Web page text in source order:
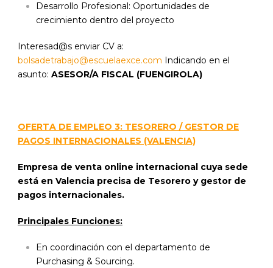
Desarrollo Profesional: Oportunidades de
crecimiento dentro del proyecto
Interesad@s enviar CV a:
bolsadetrabajo@escuelaexce.com Indicando en el
asunto: ASESOR/A FISCAL (FUENGIROLA)
OFERTA DE EMPLEO 3: TESORERO / GESTOR DE
PAGOS INTERNACIONALES (VALENCIA)
Empresa de venta online internacional cuya sede
está en Valencia precisa de Tesorero y gestor de
pagos internacionales.
Principales Funciones:
En coordinación con el departamento de
Purchasing & Sourcing.